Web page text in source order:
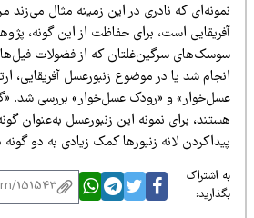
که نادری در این زمینه مثال می‌زند
است، برای حفاظت از این گونه،
سرگین‌غلتان که از فضولات فیل‌ها
شد یا در موضوع زنبورعسل آفریقایی، ارتباط
و «رودک عسل‌خوار» بررسی شد. «گونه‌ها
برای نمونه این زنبورعسل به‌عنوان گونه
لانه زنبورها کمک زیادی به دو گونه
اشتراک